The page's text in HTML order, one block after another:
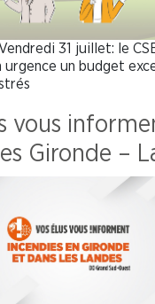
31 juillet: le
urgence un budget
vous
Gironde –